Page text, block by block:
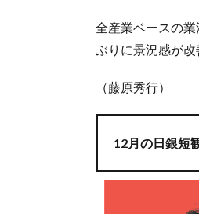
全産業ベースの
ぶりに景況感が改
（藤原秀行）
12月の日銀短